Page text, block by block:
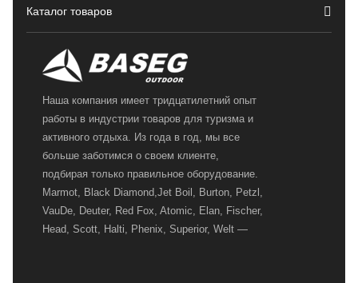
Каталог товаров
Наша компания имеет тридцатилетний опыт
работы в индустрии товаров для туризма и
активного отдыха. Из года в год, мы все
больше заботимся о своем клиенте,
подбирая только правильное оборудование.
Marmot, Black Diamond,Jet Boil, Burton, Petzl,
VauDe, Deuter, Red Fox, Atomic, Elan, Fischer,
Head, Scott, Halti, Phenix, Superior, Welt —